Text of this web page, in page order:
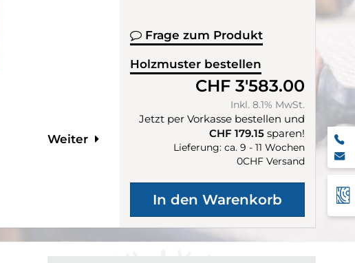
Weiter
Frage zum Produkt
Holzmuster bestellen
CHF 3'583.00
Inkl. 8.1% MwSt.
Jetzt per Vorkasse bestellen und
CHF 179.15 sparen!
Lieferung: ca. 9 - 11 Wochen
0CHF Versand